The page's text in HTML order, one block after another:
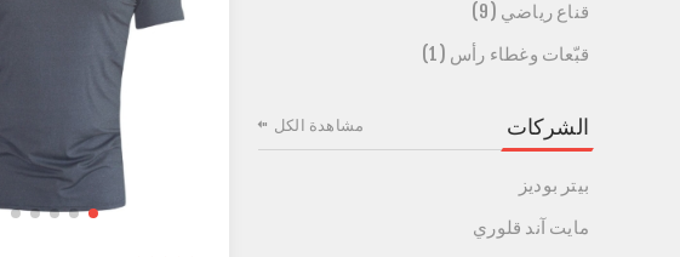
قناع رياضي (9)
قبّعات وغطاء رأس (1)
الشركات
بيتر بوديز
مايت آند قلوري
مشاهدة الكل